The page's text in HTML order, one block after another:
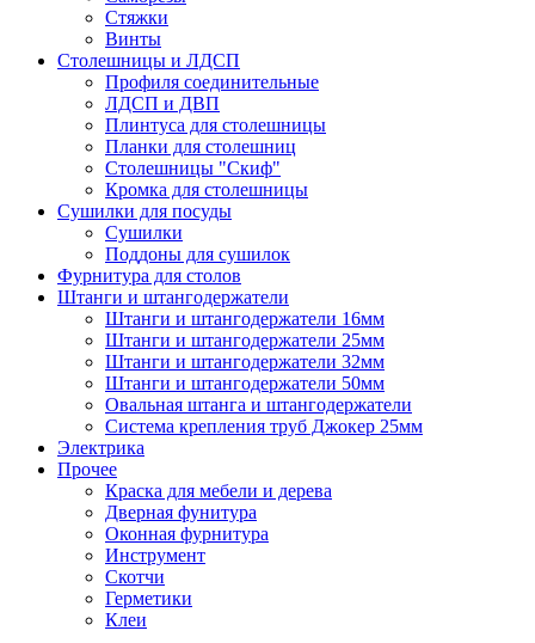
Стяжки
Винты
Столешницы и ЛДСП
Профиля соединительные
ЛДСП и ДВП
Плинтуса для столешницы
Планки для столешниц
Столешницы "Скиф"
Кромка для столешницы
Сушилки для посуды
Сушилки
Поддоны для сушилок
Фурнитура для столов
Штанги и штангодержатели
Штанги и штангодержатели 16мм
Штанги и штангодержатели 25мм
Штанги и штангодержатели 32мм
Штанги и штангодержатели 50мм
Овальная штанга и штангодержатели
Система крепления труб Джокер 25мм
Электрика
Прочее
Краска для мебели и дерева
Дверная фунитура
Оконная фурнитура
Инструмент
Скотчи
Герметики
Клеи